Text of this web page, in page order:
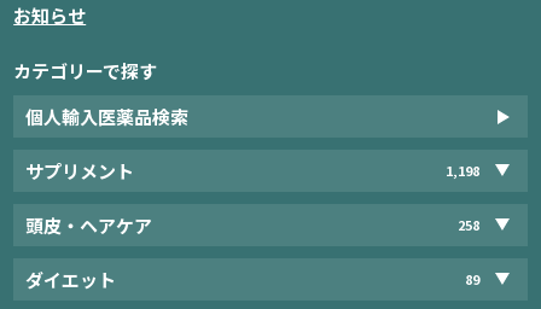
お知らせ
カテゴリーで探す
個人輸入医薬品検索
サプリメント 1,198
頭皮・ヘアケア 258
ダイエット 89